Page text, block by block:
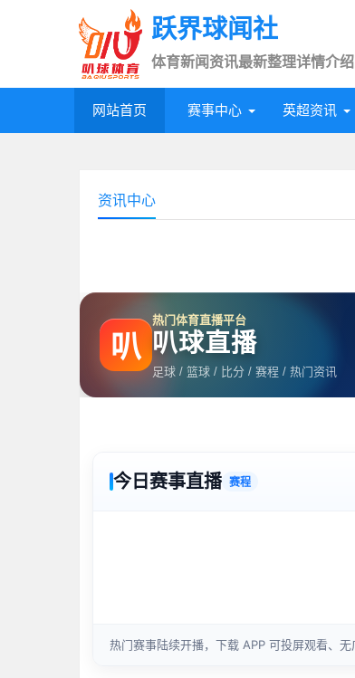
跃界球闻社
体育新闻资讯最新整理详情介绍
网站首页 赛事中心 英超资讯
资讯中心
叭
热门体育直播平台
叭球直播
足球 / 篮球 / 比分 / 赛程 / 热门资讯